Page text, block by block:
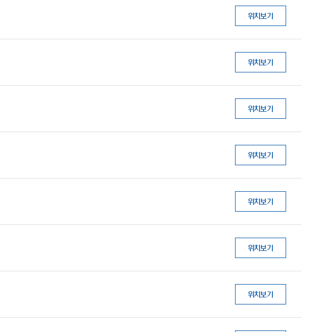
위치보기
위치보기
위치보기
위치보기
위치보기
위치보기
위치보기